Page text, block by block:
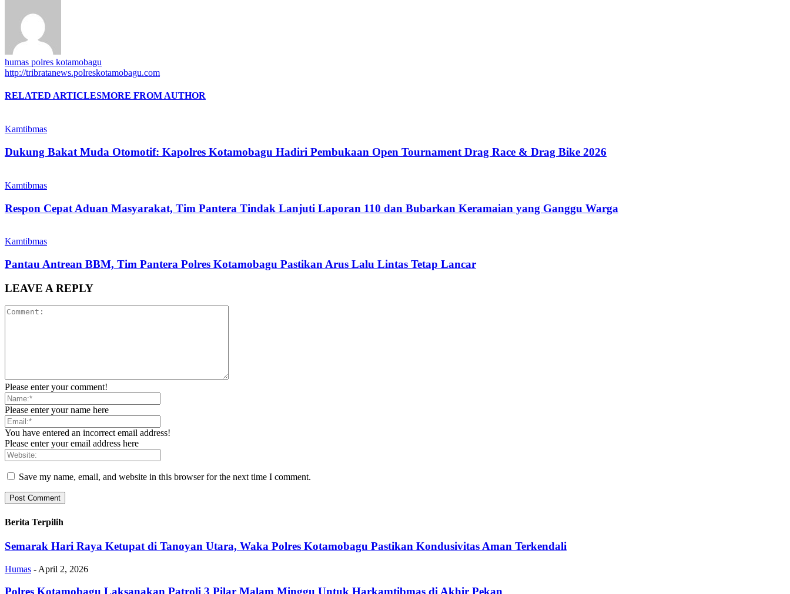
humas polres kotamobagu
http://tribratanews.polreskotamobagu.com
RELATED ARTICLESMORE FROM AUTHOR
Kamtibmas
Dukung Bakat Muda Otomotif: Kapolres Kotamobagu Hadiri Pembukaan Open Tournament Drag Race & Drag Bike 2026
Kamtibmas
Respon Cepat Aduan Masyarakat, Tim Pantera Tindak Lanjuti Laporan 110 dan Bubarkan Keramaian yang Ganggu Warga
Kamtibmas
Pantau Antrean BBM, Tim Pantera Polres Kotamobagu Pastikan Arus Lalu Lintas Tetap Lancar
LEAVE A REPLY
Please enter your comment!
Please enter your name here
You have entered an incorrect email address!
Please enter your email address here
Save my name, email, and website in this browser for the next time I comment.
Berita Terpilih
Semarak Hari Raya Ketupat di Tanoyan Utara, Waka Polres Kotamobagu Pastikan Kondusivitas Aman Terkendali
Humas - April 2, 2026